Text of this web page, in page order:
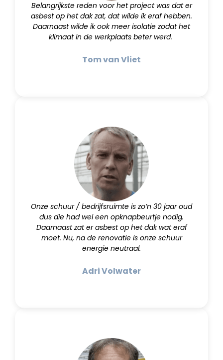
Belangrijkste reden voor het project was dat er
asbest op het dak zat, dat wilde ik eraf hebben.
Daarnaast wilde ik ook meer isolatie zodat het
klimaat in de werkplaats beter werd.
Tom van Vliet
Onze schuur / bedrijfsruimte is zo’n 30 jaar oud
dus die had wel een opknapbeurtje nodig.
Daarnaast zat er asbest op het dak wat eraf
moet. Nu, na de renovatie is onze schuur
energie neutraal.
Adri Volwater